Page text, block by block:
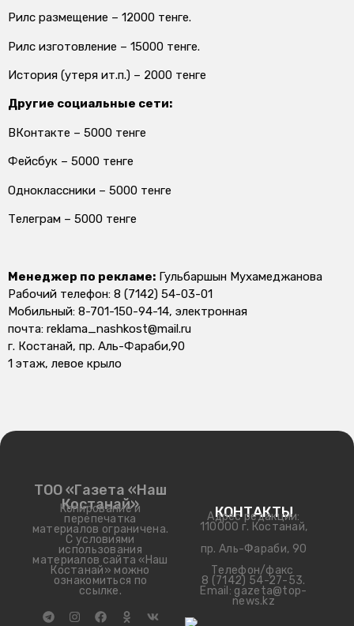
Рилс размещение – 12000 тенге.
Рилс изготовление – 15000 тенге.
История (утеря ит.п.) – 2000 тенге
Другие социальные сети:
ВКонтакте – 5000 тенге
Фейсбук – 5000 тенге
Одноклассники – 5000 тенге
Телеграм – 5000 тенге
Менеджер по рекламе: Гульбаршын Мухамеджанова
Рабочий телефон: 8 (7142) 54-03-01
Мобильный: 8-701-150-94-14, электронная
почта: reklama_nashkost@mail.ru
г. Костанай, пр. Аль-Фараби,90
1 этаж, левое крыло
ТОО «Газета «Наш
Костанай»
Копирование и
перепечатка
материалов ограничена.
С условиями
использования
материалов сайта «Наш
Костанай» можно
ознакомиться по
ссылке.
КОНТАКТЫ
Адрес редакции:
110000 г. Костанай,
пр. Аль-Фараби, 90
Телефон/факс
8 (7142) 54-27-53.
Email: gazeta@top-
news.kz